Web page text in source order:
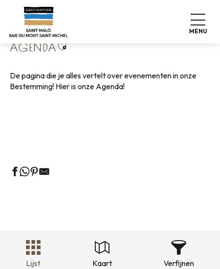
contenu
principal
MENU
Home Wonen zoals thuis
AGENDAAjouter aux favoris
De pagina die je alles vertelt over evenementen in onze
Bestemming! Hier is onze Agenda!
Lijst Kaart Verfijnen